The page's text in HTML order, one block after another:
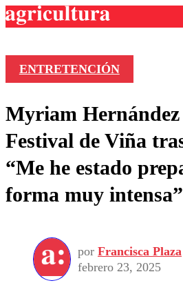
Frecuencias
Agricultura TV
Deportes
Colo Colo
Motor
Torneo
Torneo Nacional
Entretención
Noticias
Internacional
Nacional
Vida Social
Programas
Comercial
ENTRETENCIÓN
Myriam Hernández
Festival de Viña
“Me he estado
forma muy intensa”
por Francisca Plaza
febrero 23, 2025